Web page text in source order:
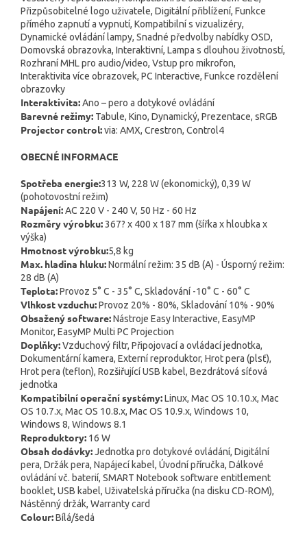
Přizpůsobitelné logo uživatele, Digitální přiblížení, Funkce
přímého zapnutí a vypnutí, Kompatibilní s vizualizéry,
Dynamické ovládání lampy, Snadné předvolby nabídky OSD,
Domovská obrazovka, Interaktivní, Lampa s dlouhou životností,
Rozhraní MHL pro audio/video, Vstup pro mikrofon,
Interaktivita více obrazovek, PC Interactive, Funkce rozdělení
obrazovky
Interaktivita:Ano – pero a dotykové ovládání
Barevné režimy: Tabule, Kino, Dynamický, Prezentace, sRGB
Projector control:via: AMX, Crestron, Control4
OBECNÉ INFORMACE
Spotřeba energie:313 W, 228 W (ekonomický), 0,39 W
(pohotovostní režim)
Napájení:AC 220 V - 240 V, 50 Hz - 60 Hz
Rozměry výrobku:367? x 400 x 187 mm (šířka x hloubka x
výška)
Hmotnost výrobku:5,8 kg
Max. hladina hluku:Normální režim: 35 dB (A) - Úsporný režim:
28 dB (A)
Teplota:Provoz 5° C - 35° C, Skladování -10° C - 60° C
Vlhkost vzduchu:Provoz 20% - 80%, Skladování 10% - 90%
Obsažený software:Nástroje Easy Interactive, EasyMP
Monitor, EasyMP Multi PC Projection
Doplňky:Vzduchový filtr, Připojovací a ovládací jednotka,
Dokumentární kamera, Externí reproduktor, Hrot pera (plsť),
Hrot pera (teflon), Rozšiřující USB kabel, Bezdrátová síťová
jednotka
Kompatibilní operační systémy:Linux, Mac OS 10.10.x, Mac
OS 10.7.x, Mac OS 10.8.x, Mac OS 10.9.x, Windows 10,
Windows 8, Windows 8.1
Reproduktory: 16 W
Obsah dodávky:Jednotka pro dotykové ovládání, Digitální
pera, Držák pera, Napájecí kabel, Úvodní příručka, Dálkové
ovládání vč. baterií, SMART Notebook software entitlement
booklet, USB kabel, Uživatelská příručka (na disku CD-ROM),
Nástěnný držák, Warranty card
Colour:Bílá/šedá